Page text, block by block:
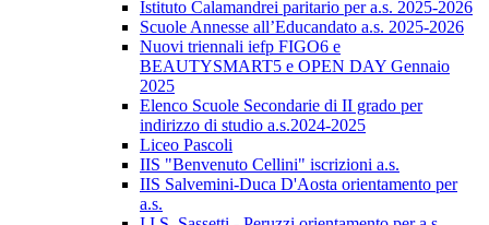
Istituto Calamandrei paritario per a.s. 2025-2026
Scuole Annesse all’Educandato a.s. 2025-2026
Nuovi triennali iefp FIGO6 e
BEAUTYSMART5 e OPEN DAY Gennaio
2025
Elenco Scuole Secondarie di II grado per
indirizzo di studio a.s.2024-2025
Liceo Pascoli
IIS "Benvenuto Cellini" iscrizioni a.s.
IIS Salvemini-Duca D'Aosta orientamento per
a.s.